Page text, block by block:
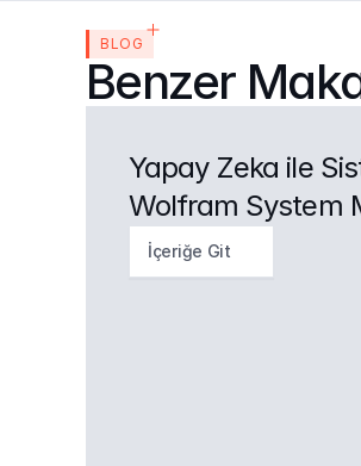
BLOG
Benzer
Yapay Zeka ile
Wolfram System
İçeriğe Git